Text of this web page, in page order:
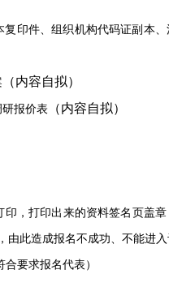
复印件、组织机构代码证副
（内容自拟）
报价表（内容自拟）
，打印出来的资料签名页盖
此造成报名不成功、不能进
要求报名代表）